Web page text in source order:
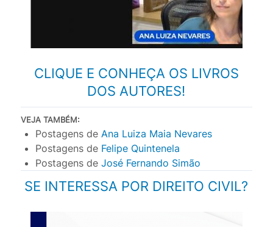
CLIQUE E CONHEÇA OS LIVROS
DOS AUTORES!
VEJA TAMBÉM:
Postagens de Ana Luiza Maia Nevares
Postagens de Felipe Quintenela
Postagens de José Fernando Simão
SE INTERESSA POR DIREITO CIVIL?